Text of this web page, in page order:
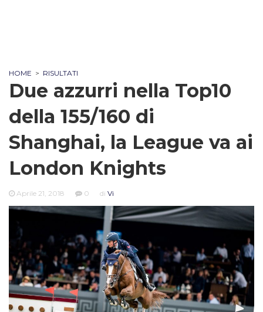
HOME > RISULTATI
Due azzurri nella Top10
della 155/160 di
Shanghai, la League va ai
London Knights
Aprile 21, 2018 0 di Vi